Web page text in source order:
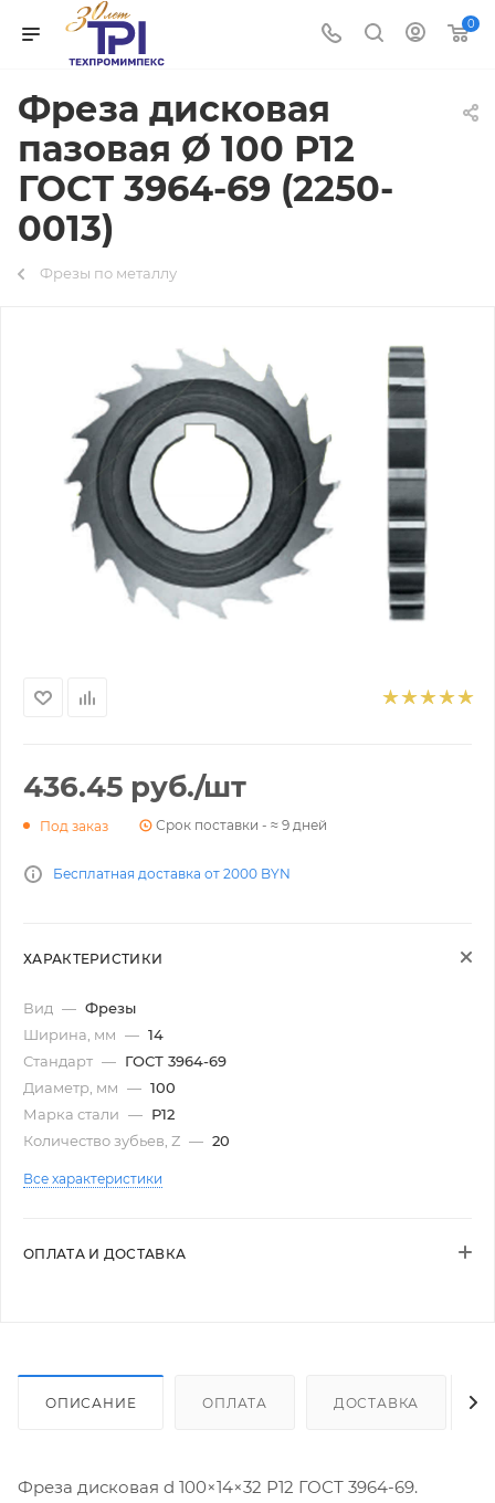
0
Фреза дисковая
пазовая Ø 100 Р12
ГОСТ 3964-69 (2250-
0013)
Фрезы по металлу
436.45 руб./шт
Под заказ Срок поставки - ≈ 9 дней
Бесплатная доставка от 2000 BYN
ХАРАКТЕРИСТИКИ
Вид — Фрезы
Ширина, мм — 14
Стандарт — ГОСТ 3964-69
Диаметр, мм — 100
Марка стали — Р12
Количество зубьев, Z — 20
Все характеристики
ОПЛАТА И ДОСТАВКА
ОПИСАНИЕ ОПЛАТА ДОСТАВКА
Фреза дисковая d 100×14×32 Р12 ГОСТ 3964-69.